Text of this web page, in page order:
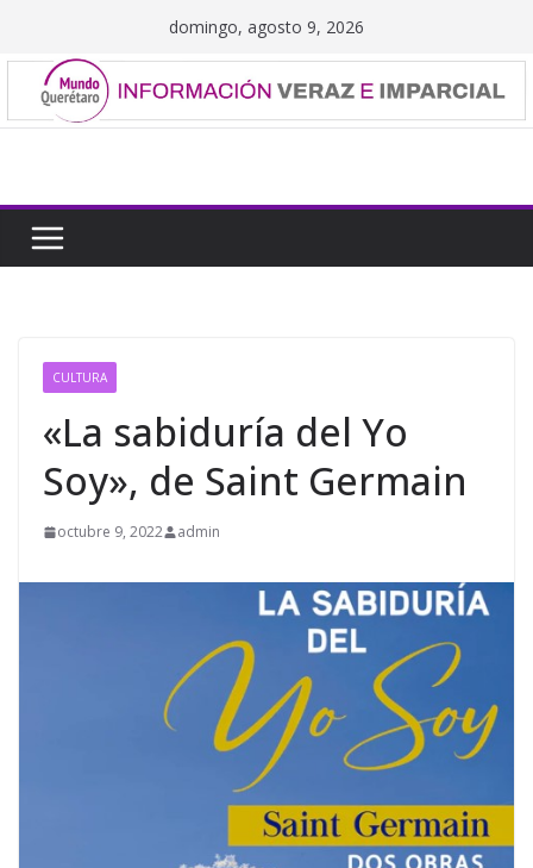
contenido
domingo, agosto 9, 2026
CULTURA
«La sabiduría del Yo
Soy», de Saint Germain
octubre 9, 2022 admin